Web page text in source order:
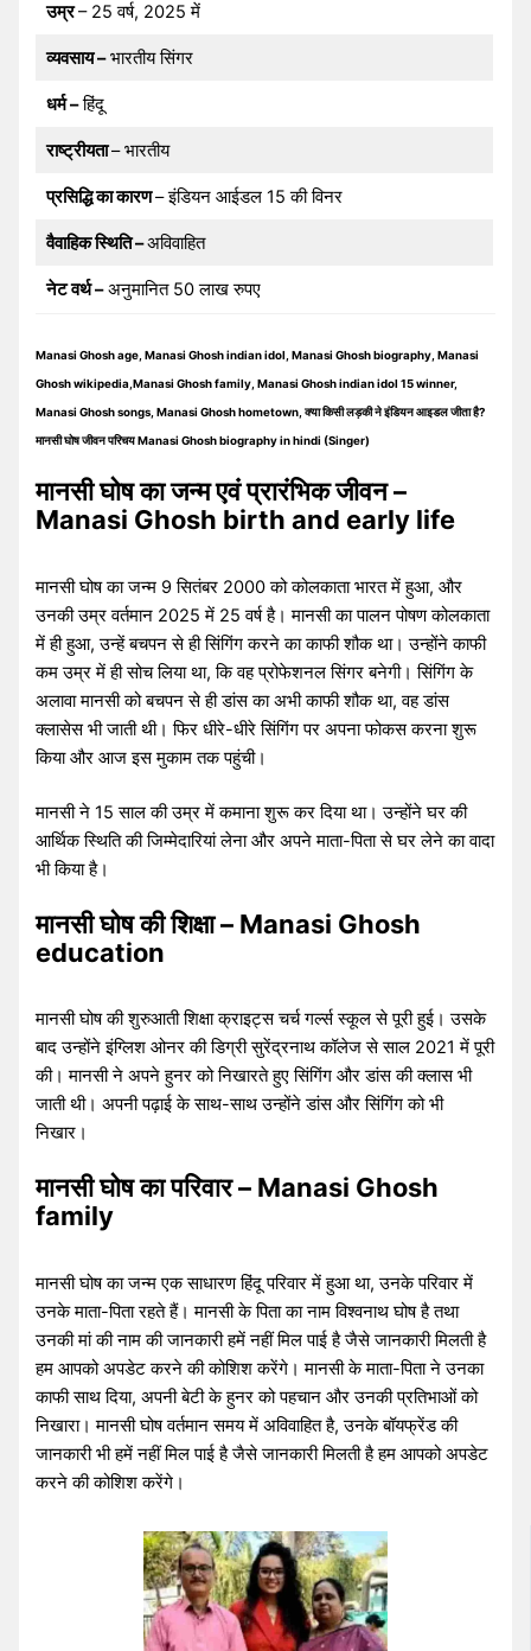
उम्र– 25 वर्ष, 2025 में
व्यवसाय –भारतीय सिंगर
धर्म –हिंदू
राष्ट्रीयता– भारतीय
प्रसिद्धि का कारण– इंडियन आईडल 15 की विनर
वैवाहिक स्थिति –अविवाहित
नेट वर्थ –अनुमानित 50 लाख रुपए
Manasi Ghosh age, Manasi Ghosh indian idol, Manasi Ghosh biography, Manasi
Ghosh wikipedia,Manasi Ghosh family, Manasi Ghosh indian idol 15 winner,
Manasi Ghosh songs, Manasi Ghosh hometown, क्या किसी लड़की ने इंडियन आइडल जीता है?
मानसी घोष जीवन परिचय Manasi Ghosh biography in hindi (Singer)
मानसी घोष का जन्म एवं प्रारंभिक जीवन –
Manasi Ghosh birth and early life
मानसी घोष का जन्म 9 सितंबर 2000 को कोलकाता भारत में हुआ, और
उनकी उम्र वर्तमान 2025 में 25 वर्ष है। मानसी का पालन पोषण कोलकाता
में ही हुआ, उन्हें बचपन से ही सिंगिंग करने का काफी शौक था। उन्होंने काफी
कम उम्र में ही सोच लिया था, कि वह प्रोफेशनल सिंगर बनेगी। सिंगिंग के
अलावा मानसी को बचपन से ही डांस का अभी काफी शौक था, वह डांस
क्लासेस भी जाती थी। फिर धीरे-धीरे सिंगिंग पर अपना फोकस करना शुरू
किया और आज इस मुकाम तक पहुंची।
मानसी ने 15 साल की उम्र में कमाना शुरू कर दिया था। उन्होंने घर की
आर्थिक स्थिति की जिम्मेदारियां लेना और अपने माता-पिता से घर लेने का वादा
भी किया है।
मानसी घोष की शिक्षा – Manasi Ghosh
education
मानसी घोष की शुरुआती शिक्षा क्राइट्स चर्च गर्ल्स स्कूल से पूरी हुई। उसके
बाद उन्होंने इंग्लिश ओनर की डिग्री सुरेंद्रनाथ कॉलेज से साल 2021 में पूरी
की। मानसी ने अपने हुनर को निखारते हुए सिंगिंग और डांस की क्लास भी
जाती थी। अपनी पढ़ाई के साथ-साथ उन्होंने डांस और सिंगिंग को भी
निखार।
मानसी घोष का परिवार – Manasi Ghosh
family
मानसी घोष का जन्म एक साधारण हिंदू परिवार में हुआ था, उनके परिवार में
उनके माता-पिता रहते हैं। मानसी के पिता का नाम विश्वनाथ घोष है तथा
उनकी मां की नाम की जानकारी हमें नहीं मिल पाई है जैसे जानकारी मिलती है
हम आपको अपडेट करने की कोशिश करेंगे। मानसी के माता-पिता ने उनका
काफी साथ दिया, अपनी बेटी के हुनर को पहचान और उनकी प्रतिभाओं को
निखारा। मानसी घोष वर्तमान समय में अविवाहित है, उनके बॉयफ्रेंड की
जानकारी भी हमें नहीं मिल पाई है जैसे जानकारी मिलती है हम आपको अपडेट
करने की कोशिश करेंगे।